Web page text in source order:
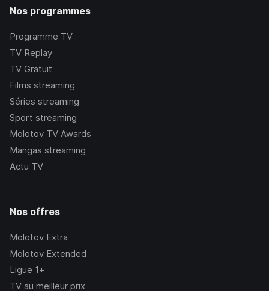
Nos programmes
Programme TV
TV Replay
TV Gratuit
Films streaming
Séries streaming
Sport streaming
Molotov TV Awards
Mangas streaming
Actu TV
Nos offres
Molotov Extra
Molotov Extended
Ligue 1+
TV au meilleur prix